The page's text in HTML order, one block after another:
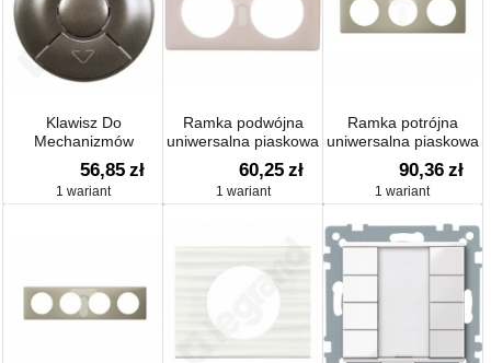
Klawisz Do
Mechanizmów
Sterowania Roletami
56,85 zł
1 wariant
Ramka podwójna
uniwersalna piaskowa
60,25 zł
1 wariant
Ramka potrójna
uniwersalna piaskowa
90,36 zł
1 wariant